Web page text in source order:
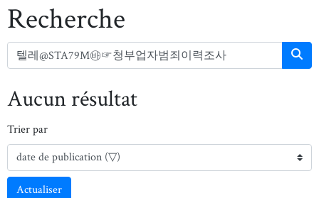
Recherche
Aucun résultat
Trier par
Actualiser